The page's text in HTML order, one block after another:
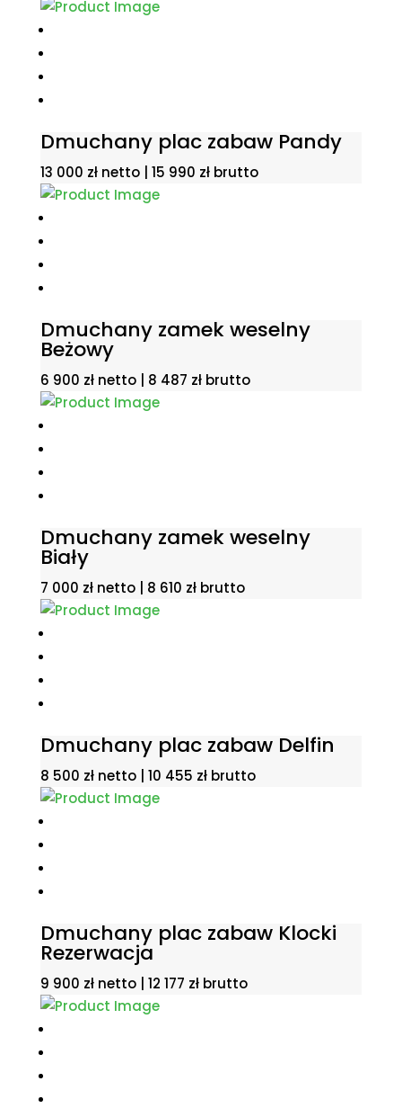
Dmuchany plac zabaw Pandy
13 000 zł netto | 15 990 złbrutto
Dmuchany zamek weselny
Beżowy
6 900 zł netto | 8 487 złbrutto
Dmuchany zamek weselny
Biały
7 000 zł netto | 8 610 złbrutto
Dmuchany plac zabaw Delfin
8 500 zł netto | 10 455 złbrutto
Dmuchany plac zabaw Klocki
Rezerwacja
9 900 zł netto | 12 177 złbrutto